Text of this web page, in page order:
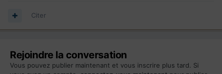
Citer
Rejoindre la conversation
Vous pouvez publier maintenant et vous inscrire plus tard. Si